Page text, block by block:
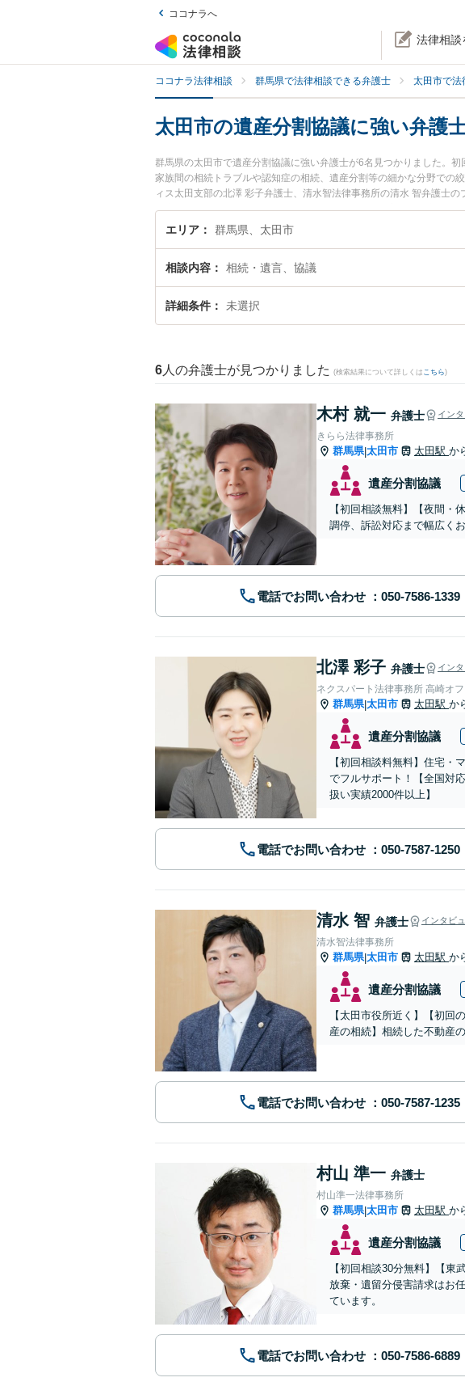
ココナラへ
法律相談
ココナラ法律相談 群馬県で法律相談できる弁護士 太田市で法
太田市の遺産分割協議に強い弁護
群馬県の太田市で遺産分割協議に強い弁護士が6名見つかりました。
家族間の相続トラブルや認知症の相続、遺産分割等の細かな分野での
ィス太田支部の北澤 彩子弁護士、清水智法律事務所の清水 智弁護士
協議のトラブルを今すぐに弁護士に相談したい』『遺産分割協議のト
内の弁護士に相談予約したい』などでお困りの相談者さんにおすすめで
エリア 群馬県、太田市
相談内容 相続・遺言、協議
詳細条件 未選択
6 人の弁護士が見つかりました (検索結果について詳しくは こちら)
木村 就一 弁護士 イン
きらら法律事務所
群馬県|太田市 太田駅 か
遺産分割協議
【初回相談無料】【夜間・
調停、訴訟対応まで幅広く
電話でお問い合わせ
北澤 彩子 弁護士 イン
ネクスパート法律事務所 高崎オ
群馬県|太田市 太田駅 か
遺産分割協議
【初回相談料無料】住宅・
でフルサポート！【全国対
扱い実績2000件以上】
電話でお問い合わせ
清水 智 弁護士 インタビ
清水智法律事務所
群馬県|太田市 太田駅 か
遺産分割協議
【太田市役所近く】【初回
産の相続】相続した不動産
電話でお問い合わせ
村山 準一 弁護士
村山準一法律事務所
群馬県|太田市 太田駅 か
遺産分割協議
【初回相談30分無料】【
放棄・遺留分侵害請求はお
ています。
電話でお問い合わせ